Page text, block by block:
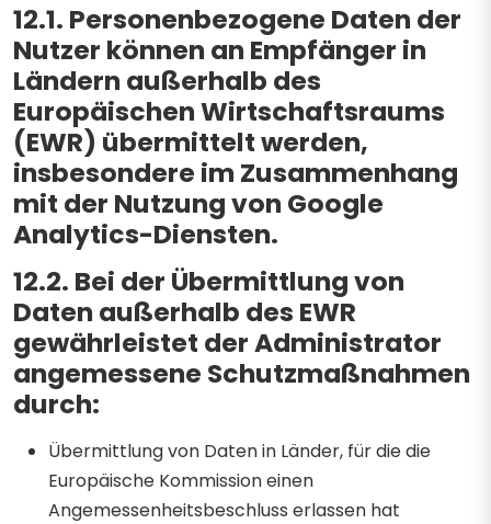
12.1. Personenbezogene Daten der
Nutzer können an Empfänger in
Ländern außerhalb des
Europäischen Wirtschaftsraums
(EWR) übermittelt werden,
insbesondere im Zusammenhang
mit der Nutzung von Google
Analytics-Diensten.
12.2. Bei der Übermittlung von
Daten außerhalb des EWR
gewährleistet der Administrator
angemessene Schutzmaßnahmen
durch:
Übermittlung von Daten in Länder, für die die
Europäische Kommission einen
Angemessenheitsbeschluss erlassen hat